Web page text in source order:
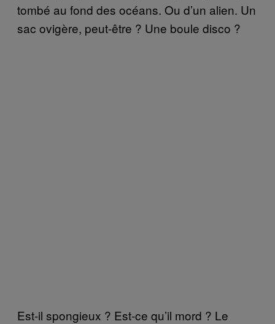
tombé au fond des océans. Ou d’un alien. Un
sac ovigère, peut-être ? Une boule disco ?
Est-il spongieux ? Est-ce qu’il mord ? Le